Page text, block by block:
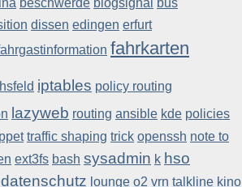
beschwerde blogsignal bus
dissen edingen erfurt
fahrkarten
iptables policy routing
lazyweb routing ansible kde policies
traffic shaping trick openssh note to
ext3fs bash sysadmin k hso
datenschutz lounge o2 vrn talkline kino